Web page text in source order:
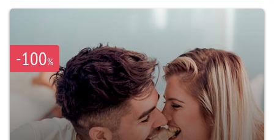
-100%